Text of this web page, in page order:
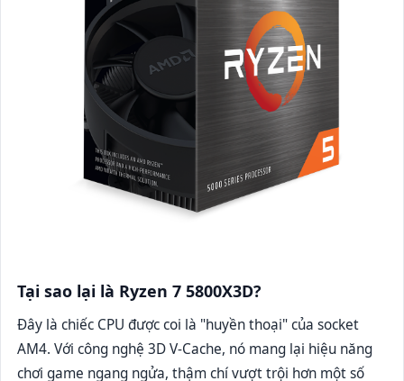
Tại sao lại là Ryzen 7 5800X3D?
Đây là chiếc CPU được coi là "huyền thoại" của socket
AM4. Với công nghệ 3D V-Cache, nó mang lại hiệu năng
chơi game ngang ngửa, thậm chí vượt trội hơn một số